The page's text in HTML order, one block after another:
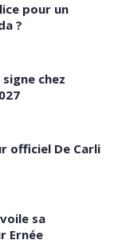
pour un
?
chez
officiel De Carli
sa
Ernée